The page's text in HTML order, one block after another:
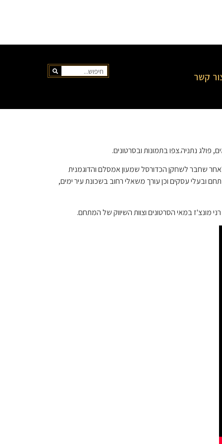
קשר
פולג נתניה.צפו בתמונות ובסרטונים.
שחבר לשחקן הכדורסל שמעון אמסלם והדוגמנית
במתחם ובעלי עסקים וכן עורך משאלי רחוב בשכונת עיר ימים,